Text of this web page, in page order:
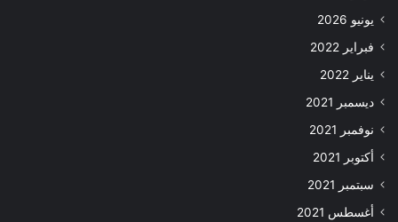
يونيو 2026
فبراير 2022
يناير 2022
ديسمبر 2021
نوفمبر 2021
أكتوبر 2021
سبتمبر 2021
أغسطس 2021